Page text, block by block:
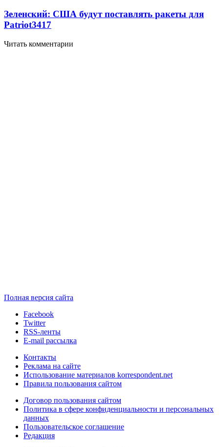
Зеленский: США будут поставлять ракеты для
Patriot3417
Читать комментарии
Полная версия сайта
Facebook
Twitter
RSS-ленты
E-mail рассылка
Контакты
Реклама на сайте
Использование материалов korrespondent.net
Правила пользования сайтом
Договор пользования сайтом
Политика в сфере конфиденциальности и персональных
данных
Пользовательское соглашение
Редакция